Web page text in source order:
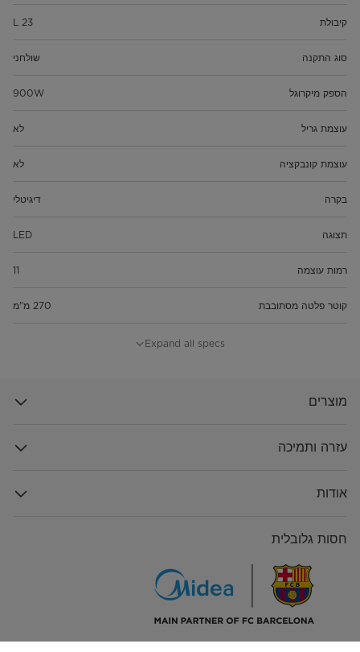
קיבולת 23 L
סוג התקנה שולחני
הספק מיקרוגל 900W
עוצמת גריל לא
עוצמת קונבקציה לא
בקרה דיגיטלי
תצוגה LED
רמות עוצמה 11
קוטר פלטה מסתובבת 270 מ"מ
Expand all specs
מוצרים
עזרה ותמיכה
אודות
חסות גלובלית